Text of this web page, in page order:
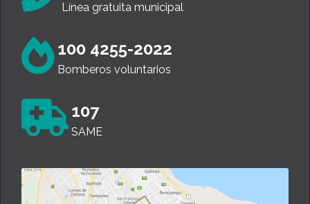
Línea gratuita municipal
100 4255-2022
Bomberos voluntarios
107
SAME